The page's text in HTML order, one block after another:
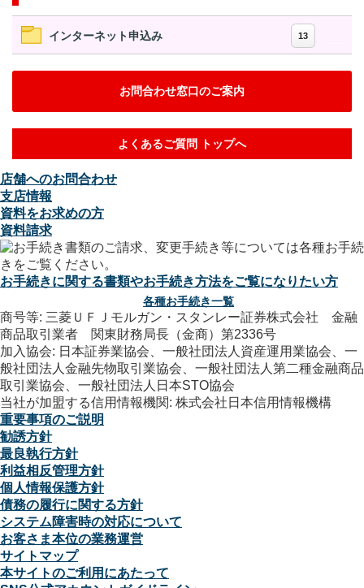
インターネット申込み 13
お問合わせ窓口のご案内
よくあるご質問 トップへ
店舗へのお問合わせ
支店情報
資料をお求めの方
資料請求
お手続きに関する書類やお手続き方法をご覧になりたい方
各種お手続き一覧
商号等: 三菱ＵＦＪモルガン・スタンレー証券株式会社 金融
商品取引業者 関東財務局長（金商）第2336号
加入協会: 日本証券業協会、一般社団法人資産運用業協会、一
般社団法人金融先物取引業協会、一般社団法人第二種金融商品
取引業協会、一般社団法人日本STO協会
当社が加盟する信用情報機関: 株式会社日本信用情報機構
重要事項のご説明
勧誘方針
最良執行方針
利益相反管理方針
個人情報保護方針
債務の履行に関する方針
システム障害時の対応について
お客さま本位の業務運営
サイトマップ
本サイトのご利用にあたって